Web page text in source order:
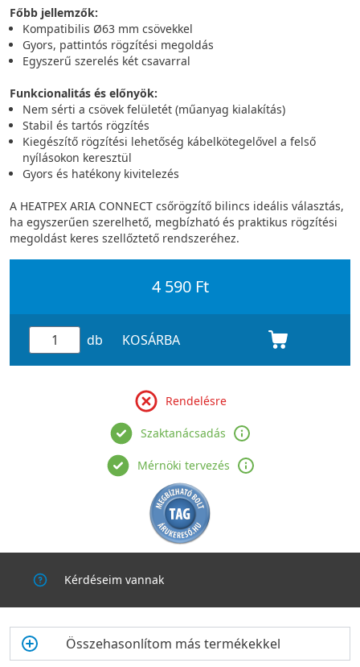
Főbb jellemzők:
Kompatibilis Ø63 mm csövekkel
Gyors, pattintós rögzítési megoldás
Egyszerű szerelés két csavarral
Funkcionalitás és előnyök:
Nem sérti a csövek felületét (műanyag kialakítás)
Stabil és tartós rögzítés
Kiegészítő rögzítési lehetőség kábelkötegelővel a felső
nyílásokon keresztül
Gyors és hatékony kivitelezés
A HEATPEX ARIA CONNECT csőrögzítő bilincs ideális választás,
ha egyszerűen szerelhető, megbízható és praktikus rögzítési
megoldást keres szellőztető rendszeréhez.
4 590 Ft
db KOSÁRBA
Rendelésre
Szaktanácsadás
Mérnöki tervezés
Kérdéseim vannak
Összehasonlítom más termékekkel